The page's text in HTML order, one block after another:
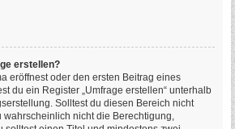
erstellen?
eröffnest oder den ersten Beitrag eines
du ein Register „Umfrage erstellen“ unterhalb
Solltest du diesen Bereich nicht
wahrscheinlich nicht die Berechtigung,